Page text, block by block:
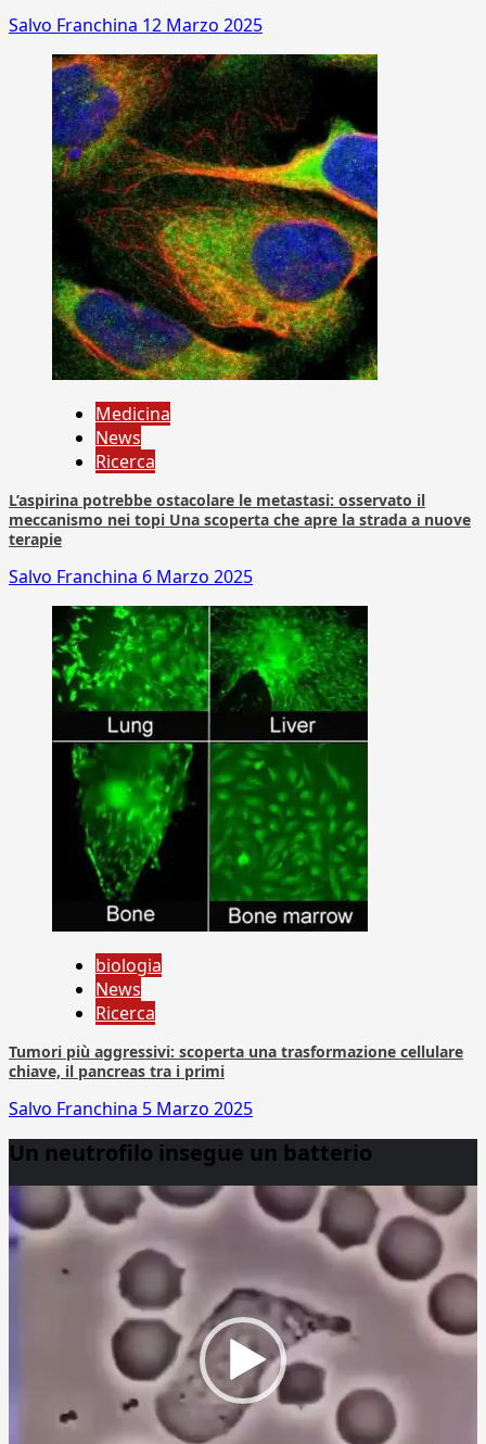
Salvo Franchina 12 Marzo 2025
Medicina
News
Ricerca
L’aspirina potrebbe ostacolare le metastasi: osservato il
meccanismo nei topi Una scoperta che apre la strada a nuove
terapie
Salvo Franchina 6 Marzo 2025
biologia
News
Ricerca
Tumori più aggressivi: scoperta una trasformazione cellulare
chiave, il pancreas tra i primi
Salvo Franchina 5 Marzo 2025
Un neutrofilo insegue un batterio
Player